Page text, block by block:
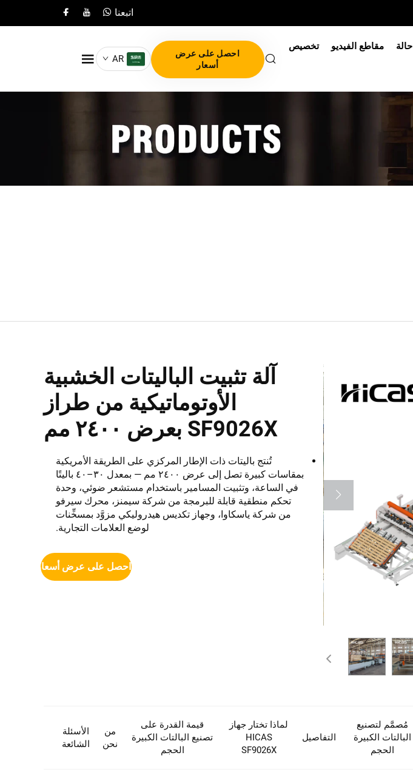
اتبعنا
حالة مقاطع الفيديو تخصيص
احصل على عرض
أسعار
AR
آلة تثبيت الباليتات الخشبية
الأوتوماتيكية من طراز
SF9026X بعرض ٢٤٠٠ مم
تُنتج باليتات ذات الإطار المركزي على الطريقة الأمريكية
بمقاسات كبيرة تصل إلى عرض ٢٤٠٠ مم — بمعدل ٣٠–٤٠ باليتًا
في الساعة، وتثبيت المسامير باستخدام مستشعر ضوئي، وحدة
تحكم منطقية قابلة للبرمجة من شركة سيمنز، محرك سيرفو
من شركة ياسكاوا، وجهاز تكديس هيدروليكي مزوَّد بمسخِّنات
لوضع العلامات التجارية.
احصل على عرض أسعار
مُصمَّم لتصنيع
البالتات الكبيرة
الحجم
التفاصيل
لماذا تختار جهاز
HICAS
SF9026X
قيمة القدرة على
تصنيع البالتات الكبيرة
الحجم
من
نحن
الأسئلة
الشائعة